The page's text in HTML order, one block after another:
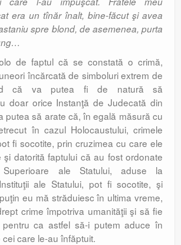
era un tînăr înalt, bine-făcut şi avea
spre blond, de asemenea, purta
de faptul că se constată o crimă,
încărcată de simboluri extrem de
că va putea fi de natură să
doar orice Instanţă de Judecată din
putea să arate că, în egală măsură cu
în cazul Holocaustului, crimele
fi socotite, prin cruzimea cu care ele
şi datorită faptului că au fost ordonate
ale Statului, aduse la
ale Statului, pot fi socotite, şi
eu mă străduiesc în ultima vreme,
crime împotriva umanităţii şi să fie
pentru ca astfel să-i putem aduce în
care le-au înfăptuit.